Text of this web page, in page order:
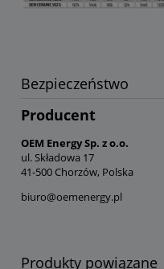
Bezpieczeństwo
Producent
OEM Energy Sp. z o.o.
ul. Składowa 17
41-500 Chorzów, Polska
biuro@oemenergy.pl
Produkty powiązane